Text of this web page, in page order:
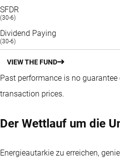
SFDR
(30-6)
Dividend Paying
(30-6)
VIEW THE FUND
Past performance is no
transaction prices.
Der Wettlauf um die
Energieautarkie zu erreichen,